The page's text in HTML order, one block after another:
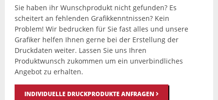
Sie haben ihr Wunschprodukt nicht gefunden? Es
scheitert an fehlenden Grafikkenntnissen? Kein
Problem! Wir bedrucken für Sie fast alles und unsere
Grafiker helfen Ihnen gerne bei der Erstellung der
Druckdaten weiter. Lassen Sie uns Ihren
Produktwunsch zukommen um ein unverbindliches
Angebot zu erhalten.
INDIVIDUELLE DRUCKPRODUKTE ANFRAGEN